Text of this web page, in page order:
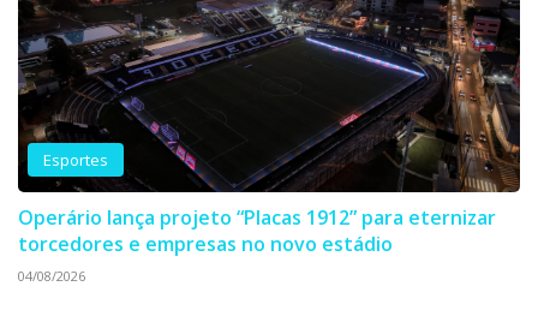
Esportes
Operário lança projeto “Placas 1912” para eternizar
torcedores e empresas no novo estádio
04/08/2026